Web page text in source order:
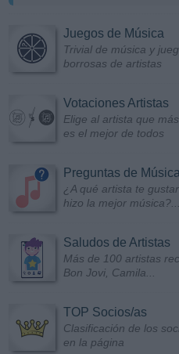
Juegos de Música
Trivial de música y
borrosas de artistas
Votaciones Artistas
Elige al artista que
es el mejor de todos
Preguntas de
¿A qué artista te
hizo la mejor música?...
Saludos de Artistas
Más de 100 artistas
Bon Jovi, Camila...
TOP Socios/as
Clasificación de los
en la página